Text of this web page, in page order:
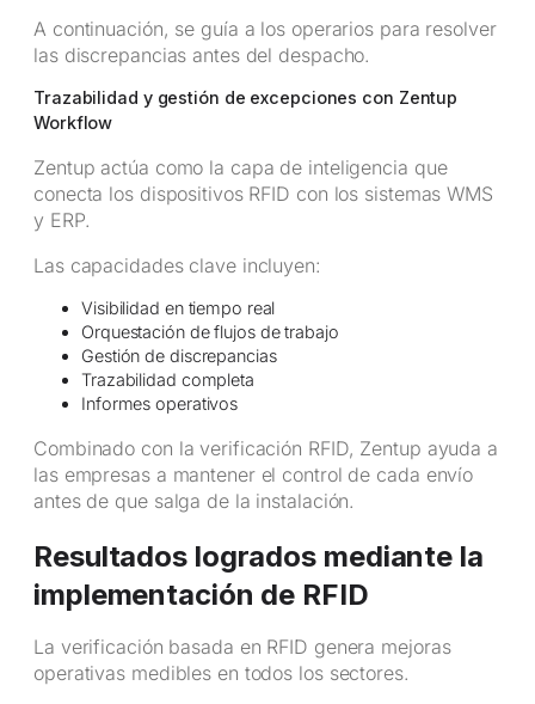
A continuación, se guía a los operarios para resolver
las discrepancias antes del despacho.
Trazabilidad y gestión de excepciones con Zentup
Workflow
Zentup actúa como la capa de inteligencia que
conecta los dispositivos RFID con los sistemas WMS
y ERP.
Las capacidades clave incluyen:
Visibilidad en tiempo real
Orquestación de flujos de trabajo
Gestión de discrepancias
Trazabilidad completa
Informes operativos
Combinado con la verificación RFID, Zentup ayuda a
las empresas a mantener el control de cada envío
antes de que salga de la instalación.
Resultados logrados mediante la
implementación de RFID
La verificación basada en RFID genera mejoras
operativas medibles en todos los sectores.